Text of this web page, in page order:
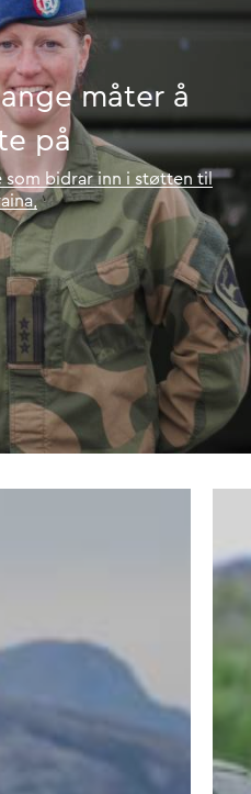
måter å
på
som bidrar inn i støtten til